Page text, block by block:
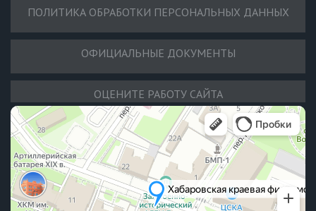
ПОЛИТИКА ОБРАБОТКИ ПЕРСОНАЛЬНЫХ ДАННЫХ
ОФИЦИАЛЬНЫЕ ДОКУМЕНТЫ
ОЦЕНИТЕ РАБОТУ САЙТА